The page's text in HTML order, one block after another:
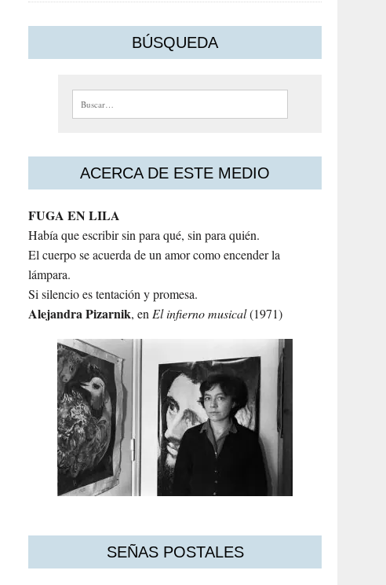
BÚSQUEDA
Buscar:
ACERCA DE ESTE MEDIO
FUGA EN LILA
Había que escribir sin para qué, sin para quién.
El cuerpo se acuerda de un amor como encender la
lámpara.
Si silencio es tentación y promesa.
AlejandraPizarnik, enEl infierno musical(1971)
SEÑAS POSTALES